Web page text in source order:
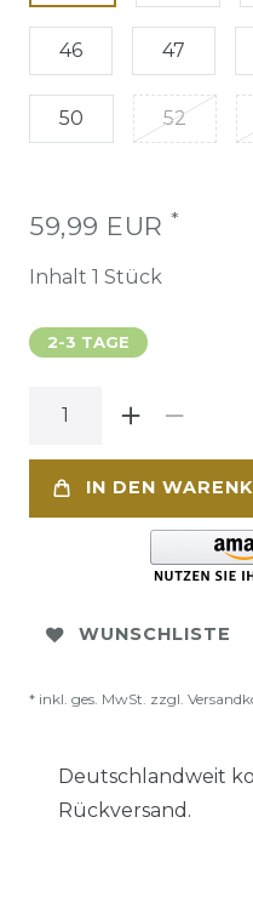
46 47
50 52
59,99 EUR *
Inhalt 1 Stück
2-3 TAGE
IN DEN
WUNSCHLISTE
* inkl. ges. MwSt. zzgl.
Deutschlandweit
Rückversand.